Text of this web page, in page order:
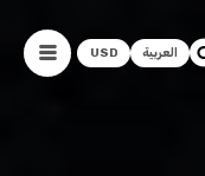
العربية USD